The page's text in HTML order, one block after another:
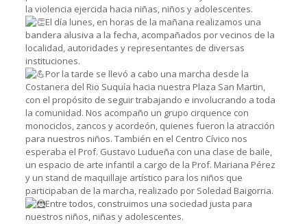
la violencia ejercida hacia niñas, niños y adolescentes.
El día lunes, en horas de la mañana realizamos una
bandera alusiva a la fecha, acompañados por vecinos de la
localidad, autoridades y representantes de diversas
instituciones.
Por la tarde se llevó a cabo una marcha desde la
Costanera del Rio Suquía hacia nuestra Plaza San Martin,
con el propósito de seguir trabajando e involucrando a toda
la comunidad. Nos acompaño un grupo cirquence con
monociclos, zancos y acordeón, quienes fueron la atracción
para nuestros niños. También en el Centro Cívico nos
esperaba el Prof. Gustavo Ludueña con una clase de baile,
un espacio de arte infantil a cargo de la Prof. Mariana Pérez
y un stand de maquillaje artístico para los niños que
participaban de la marcha, realizado por Soledad Baigorria.
Entre todos, construimos una sociedad justa para
nuestros niños, niñas y adolescentes.